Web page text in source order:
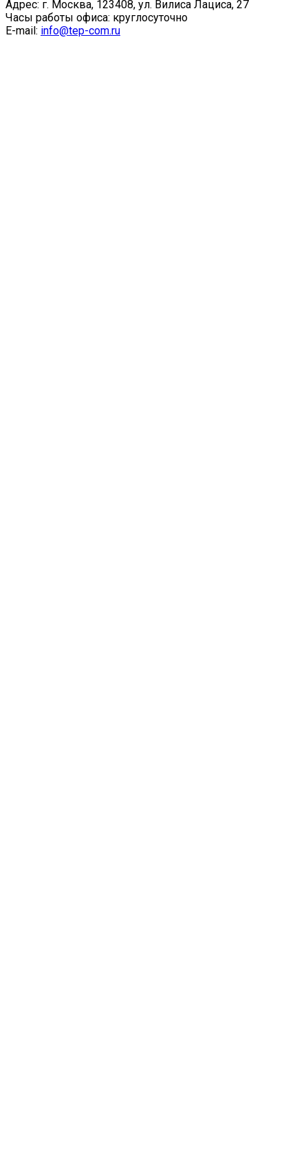
Адрес: г. Москва, 123408, ул. Вилиса Лациса, 27
Часы работы офиса: круглосуточно
E-mail: info@tep-com.ru